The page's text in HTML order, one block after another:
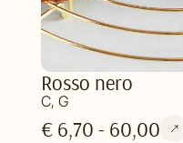
Rosso nero
C, G
€ 6,70 - 60,00